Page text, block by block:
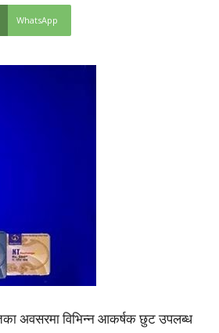
WhatsApp
अवसरमा विभिन्न आकर्षक छुट उपलब्ध